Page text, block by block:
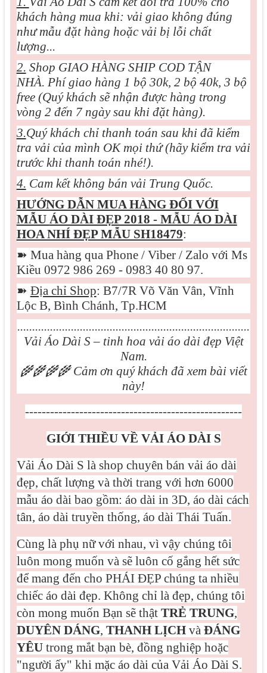
khách hàng mua khi: vải giao không đúng
như mẫu đặt hàng hoặc vải bị lỗi chất
lượng...
2. Shop GIAO HÀNG SHIP COD TẬN
NHÀ. Phí giao hàng 1 bộ 30k, 2 bộ 40k, 3 bộ
free (Quý khách sẽ nhận được hàng trong
vòng 2 đến 7 ngày sau khi đặt hàng).
3.Quý khách chỉ thanh toán sau khi đã kiểm
tra vải của mình OK mọi thứ (hãy kiểm tra vải
trước khi thanh toán nhé!).
4. Cam kết không bán vải Trung Quốc.
HƯỚNG DẪN MUA HÀNG ĐỐI VỚI
MẪU ÁO DÀI ĐẸP 2018 - MẪU ÁO DÀI
HOA NHÍ ĐẸP MẪU SH18479:
➽ Mua hàng qua Phone / Viber / Zalo với Ms
Kiều 0972 986 269 - 0983 40 80 97.
➽ Địa chỉ Shop: B7/7R Võ Văn Vân, Vĩnh
Lộc B, Bình Chánh, Tp.HCM
..............................................................................
Vải Áo Dài S – tinh hoa vải áo dài đẹp Việt
Nam.
🌾🌾🌾🌾Cảm ơn quý khách đã xem bài viết
này!
----------------------------------------------------
GIỚI THIỀU VỀ VẢI ÁO DÀI S
Vải Áo Dài S là shop chuyên bán vải áo dài
đẹp, chất lượng và thời trang với hơn 6000
mẫu áo dài bao gồm: áo dài in 3D, áo dài cách
tân, áo dài truyền thống, áo dài Thái Tuấn.
Cùng là phụ nữ với nhau, vì vậy chúng tôi
luôn mong muốn và sẽ luôn cố gắng hết sức
để mang đến cho PHÁI ĐẸP chúng ta nhiều
chiếc áo dài đẹp. Không chỉ là đẹp, chúng tôi
còn mong muốn Bạn sẽ thật TRẺ TRUNG,
DUYÊN DÁNG, THANH LỊCHvà ĐÁNG
YÊUtrong mắt bạn bè, đồng nghiệp hoặc
"người ấy" khi mặc áo dài của Vải Áo Dài S.